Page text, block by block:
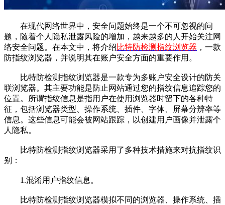
在现代网络世界中，安全问题始终是一个不可忽视的问
题，随着个人隐私泄露风险的增加，越来越多的人开始关注网
络安全问题。在本文中，将介绍比特防检测指纹浏览器 ，一款
防指纹浏览器，并说明其在账户安全方面的重要作用。
比特防检测指纹浏览器是一款专为多账户安全设计的防关
联浏览器。其主要功能是防止网站通过您的指纹信息追踪您的
位置。所谓指纹信息是指用户在使用浏览器时留下的各种特
征，包括浏览器类型、操作系统、插件、字体、屏幕分辨率等
信息。这些信息可能会被网站跟踪，以创建用户画像并泄露个
人隐私。
比特防检测指纹浏览器采用了多种技术措施来对抗指纹识
别：
1.混淆用户指纹信息。
比特防检测指纹浏览器模拟不同的浏览器、操作系统、插